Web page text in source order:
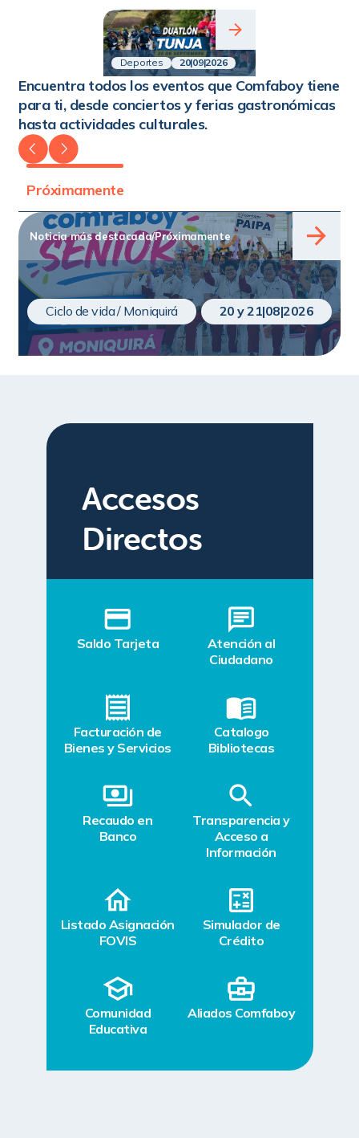
Calle 12 No. 8-34
(608) 744 15 15 | 318 548 43 34
Kilómetro 1 vía Moniquirá – Santa Sofía
(608) 744 15 15 | 318 548 43 34
Deportes 20|09|2026
Encuentra todos los eventos que Comfaboy tiene
para ti, desde conciertos y ferias gastronómicas
hasta actividades culturales.
Próximamente
Noticia más destacada/Próximamente
Ciclo de vida / Moniquirá 20 y 21|08|2026
Accesos
Directos
Saldo Tarjeta
Atención al
Ciudadano
Facturación de
Bienes y Servicios
Catalogo
Bibliotecas
Recaudo en
Banco
Transparencia y
Acceso a
Información
Listado Asignación
FOVIS
Simulador de
Crédito
Comunidad
Educativa
Aliados Comfaboy